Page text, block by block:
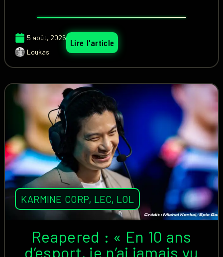
5 août, 2026
Loukas
Lire l'article
KARMINE CORP, LEC, LOL
Reapered : « En 10 ans
d’esport, je n’ai jamais vu